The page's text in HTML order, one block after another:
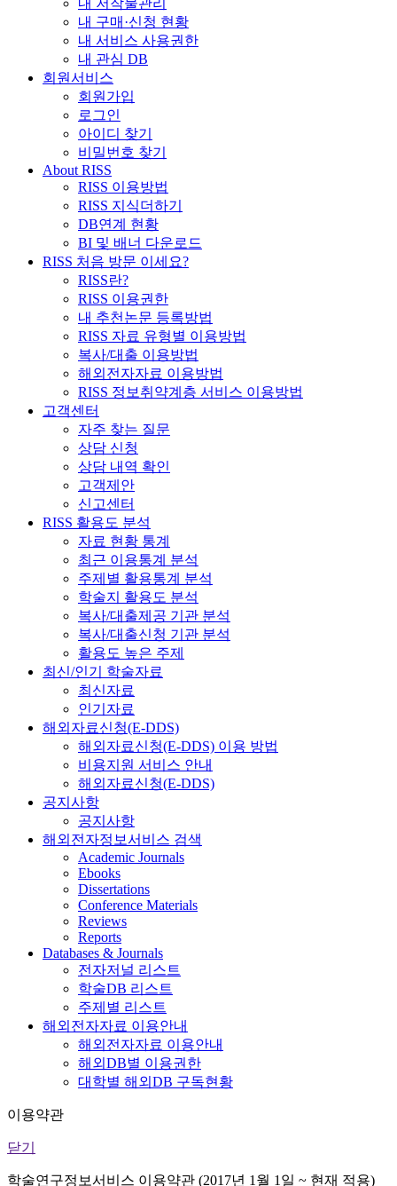
내 저작물관리
내 구매·신청 현황
내 서비스 사용권한
내 관심 DB
회원서비스
회원가입
로그인
아이디 찾기
비밀번호 찾기
About RISS
RISS 이용방법
RISS 지식더하기
DB연계 현황
BI 및 배너 다운로드
RISS 처음 방문 이세요?
RISS란?
RISS 이용권한
내 추천논문 등록방법
RISS 자료 유형별 이용방법
복사/대출 이용방법
해외전자자료 이용방법
RISS 정보취약계층 서비스 이용방법
고객센터
자주 찾는 질문
상담 신청
상담 내역 확인
고객제안
신고센터
RISS 활용도 분석
자료 현황 통계
최근 이용통계 분석
주제별 활용통계 분석
학술지 활용도 분석
복사/대출제공 기관 분석
복사/대출신청 기관 분석
활용도 높은 주제
최신/인기 학술자료
최신자료
인기자료
해외자료신청(E-DDS)
해외자료신청(E-DDS) 이용 방법
비용지원 서비스 안내
해외자료신청(E-DDS)
공지사항
공지사항
해외전자정보서비스 검색
Academic Journals
Ebooks
Dissertations
Conference Materials
Reviews
Reports
Databases & Journals
전자저널 리스트
학술DB 리스트
주제별 리스트
해외전자자료 이용안내
해외전자자료 이용안내
해외DB별 이용권한
대학별 해외DB 구독현황
이용약관
닫기
학술연구정보서비스 이용약관 (2017년 1월 1일 ~ 현재 적용)